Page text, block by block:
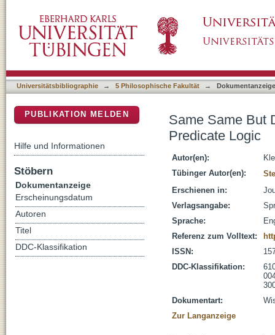
Universitätsbibliographie → 5 Philosophische Fakultät → Dokumentanzeige
Same Same But
Predicate Logic
Autor(en):
Tübinger Autor(en):
Erschienen in:
Verlagsangabe:
Sprache:
Referenz zum Volltext:
ISSN:
DDC-Klassifikation:
Dokumentart:
Zur Langanzeige
PUBLIKATION MELDEN
Hilfe und Informationen
Stöbern
Dokumentanzeige
Erscheinungsdatum
Autoren
Titel
DDC-Klassifikation